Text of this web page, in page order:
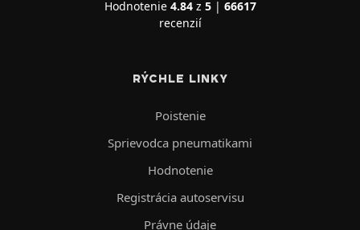
Hodnotenie 4.84z 5| 66617
recenzií
RÝCHLE LINKY
Poistenie
Sprievodca pneumatikami
Hodnotenie
Registrácia autoservisu
Právne údaje